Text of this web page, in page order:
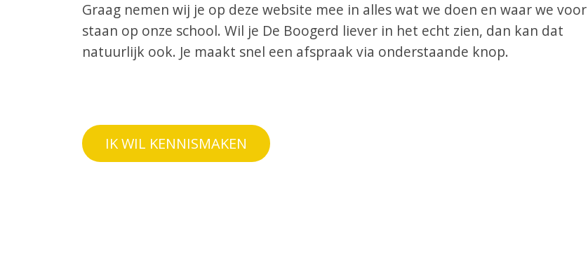
Graag nemen wij je op deze website mee in alles wat we doen en waar we voor
staan op onze school. Wil je De Boogerd liever in het echt zien, dan kan dat
natuurlijk ook. Je maakt snel een afspraak via onderstaande knop.
IK WIL KENNISMAKEN